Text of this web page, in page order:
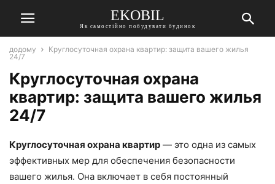
EKOBIL
Як самостійно побудувати будинок
додому
Круглосуточная охрана квартир: защита вашего жилья
24/7
Круглосуточная охрана
квартир: защита вашего жилья
24/7
Круглосуточная охрана квартир — это одна из самых
эффективных мер для обеспечения безопасности
вашего жилья. Она включает в себя постоянный